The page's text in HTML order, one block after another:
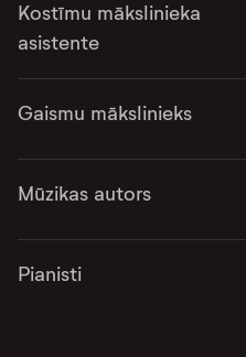
Kostīmu mākslinieka
asistente
Gaismu mākslinieks
Mūzikas autors
Pianisti